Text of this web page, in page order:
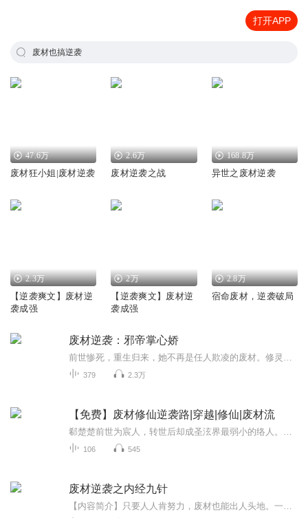
打开APP
废材也搞逆袭
47.6万
废材狂小姐|废材逆袭
2.6万
废材逆袭之战
168.8万
异世之废材逆袭
2.3万
【逆袭爽文】废材逆
袭成强
2万
【逆袭爽文】废材逆
袭成强
2.8万
宿命废材，逆袭破局
废材逆袭：邪帝掌心娇
379 2.3万
【免费】废材修仙逆袭路|穿越|修仙|废材流
106 545
废材逆袭之内经九针